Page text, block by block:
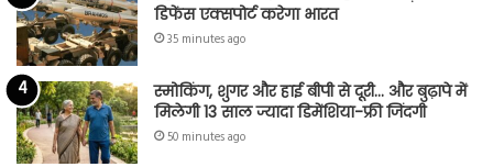
डिफेंस एक्सपोर्ट करेगा भारत
35 minutes ago
स्मोकिंग, शुगर और हाई बीपी से दूरी… और बुढ़ापे में
मिलेगी 13 साल ज्यादा डिमेंशिया-फ्री जिंदगी
50 minutes ago